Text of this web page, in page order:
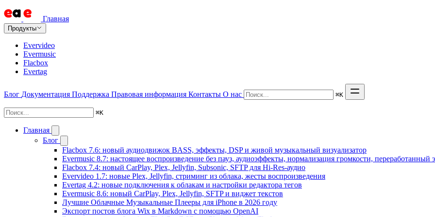
Главная
Продукты
Evervideo
Evermusic
Flacbox
Evertag
Блог Документация Поддержка Правовая информация Контакты О нас ⌘K
⌘K
Главная
Блог
Flacbox 7.6: новый аудиодвижок BASS, эффекты, DSP и живой музыкальный визуализатор
Evermusic 8.7: настоящее воспроизведение без пауз, аудиоэффекты, нормализация громкости, переработанный
Flacbox 7.4: новый CarPlay, Plex, Jellyfin, Subsonic, SFTP для Hi-Res-аудио
Evervideo 1.7: новые Plex, Jellyfin, стриминг из облака, жесты воспроизведения
Evertag 4.2: новые подключения к облакам и настройки редактора тегов
Evermusic 8.6: новый CarPlay, Plex, Jellyfin, SFTP и виджет текстов
Лучшие Облачные Музыкальные Плееры для iPhone в 2026 году
Экспорт постов блога Wix в Markdown с помощью OpenAI